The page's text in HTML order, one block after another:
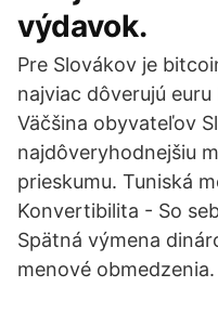
výdavok.
Pre Slovákov je
najviac dôverujú euru
Väčšina obyvateľov
najdôveryhodnejšiu
prieskumu. Tuniská
Konvertibilita - So
Spätná výmena
menové